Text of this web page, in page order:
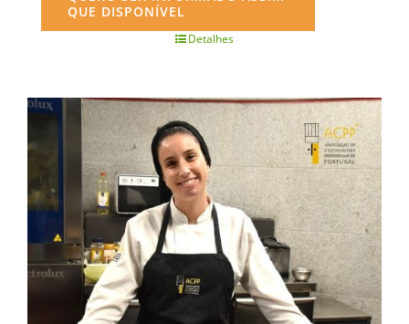
QUE DISPONÍVEL
Detalhes